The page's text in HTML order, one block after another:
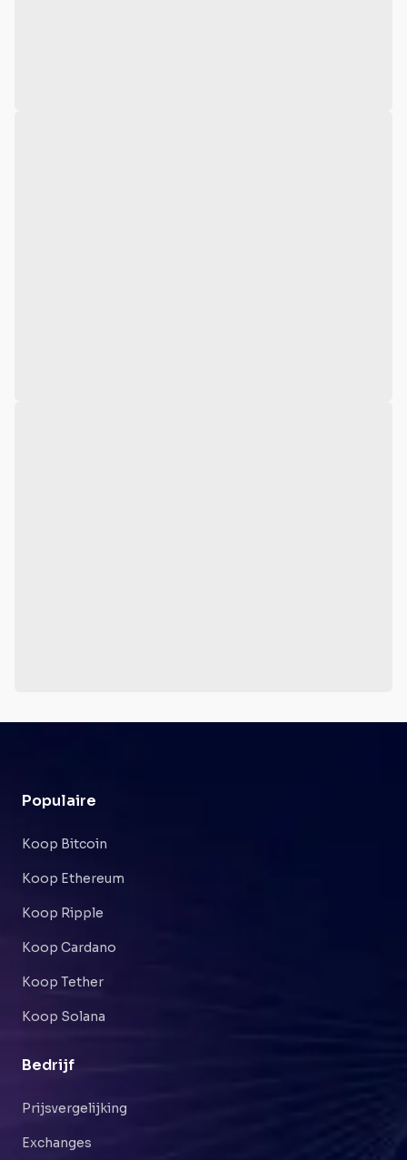
Populaire
Koop Bitcoin
Koop Ethereum
Koop Ripple
Koop Cardano
Koop Tether
Koop Solana
Bedrijf
Prijsvergelijking
Exchanges